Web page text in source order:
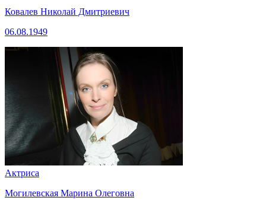
Ковалев Николай Дмитриевич
06.08.1949
Актриса
Могилевская Марина Олеговна